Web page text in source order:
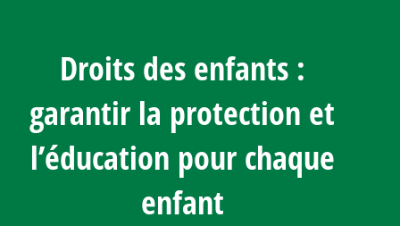
Droits des enfants :
garantir la protection et
l’éducation pour chaque
enfant